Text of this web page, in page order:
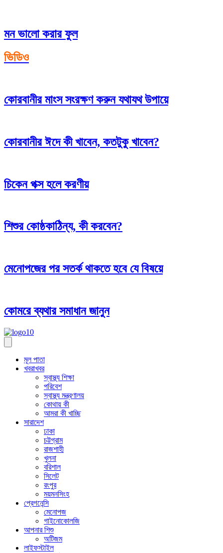
মন ভালো করার ফুল
ভিডিও
কোরবানীর মাংস সংরক্ষণ করুন যথাযথ উপায়ে
কোরবানীর ঈদে কী খাবেন, কতটুকু খাবেন?
চিকেন পক্স হলে করণীয়
শিশুর কোষ্ঠকাঠিন্য, কী করবেন?
মেনোপজের পর সতর্ক থাকতে হবে যে বিষয়ে
কোমরে ব্যথার সমাধান জানুন
মূল পাতা
খবরাখবর
স্বাস্থ্য শিক্ষা
পরিবেশ
স্বাস্থ্য মন্ত্রণালয়
কোথায় কী
আমরা কী খাচ্ছি
সারাদেশ
ঢাকা
চট্টগ্রাম
রাজশাহী
খুলনা
বরিশাল
সিলেট
রংপুর
ময়মনসিংহ
প্রেগনেন্সি
মেনোপজ
গাইনোকোলজি
আপনার শিশু
অটিজম
লাইফস্টাইল